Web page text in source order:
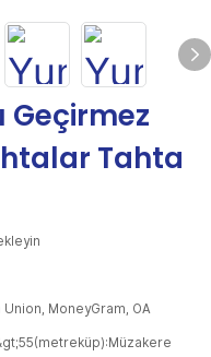
Geçirmez
Tahta
Union, MoneyGram, OA